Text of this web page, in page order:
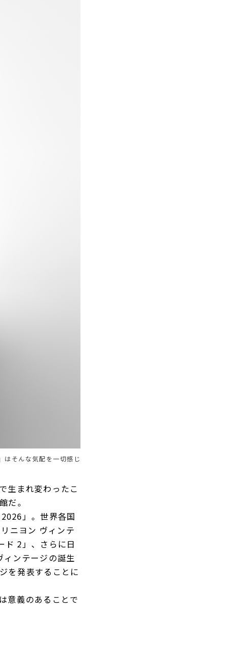
そんな気配を一切感じ
生まれ変わったこ
だ。
」。世界各国
ニヨン ヴィンテ
ド 2」、さらに日
ンテージの誕生
を発表することに
意義のあることで